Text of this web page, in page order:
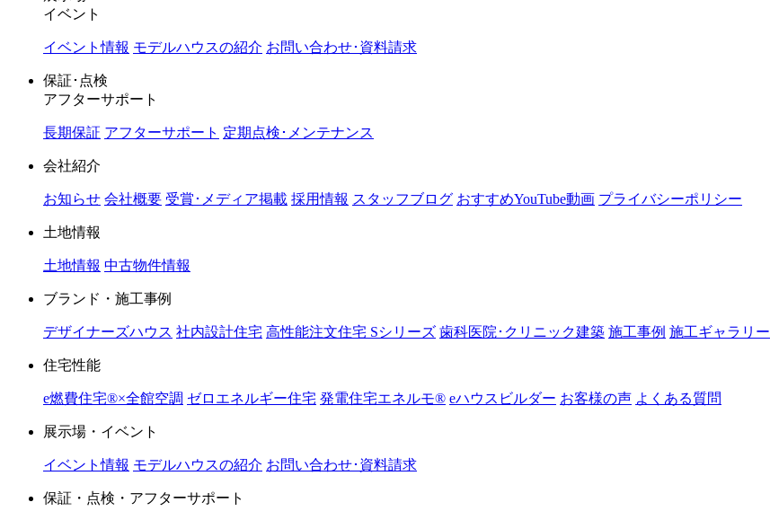
イベント
イベント情報 モデルハウスの紹介 お問い合わせ･資料請求
保証･点検
アフターサポート
長期保証 アフターサポート 定期点検･メンテナンス
会社紹介
お知らせ 会社概要 受賞･メディア掲載 採用情報 スタッフブログ おすすめYouTube動画 プライバシーポリシー
土地情報
土地情報 中古物件情報
ブランド・施工事例
デザイナーズハウス 社内設計住宅 高性能注文住宅 Sシリーズ 歯科医院･クリニック建築 施工事例 施工ギャラリー
住宅性能
e燃費住宅®︎×全館空調 ゼロエネルギー住宅 発電住宅エネルモ®︎ eハウスビルダー お客様の声 よくある質問
展示場・イベント
イベント情報 モデルハウスの紹介 お問い合わせ･資料請求
保証・点検・アフターサポート